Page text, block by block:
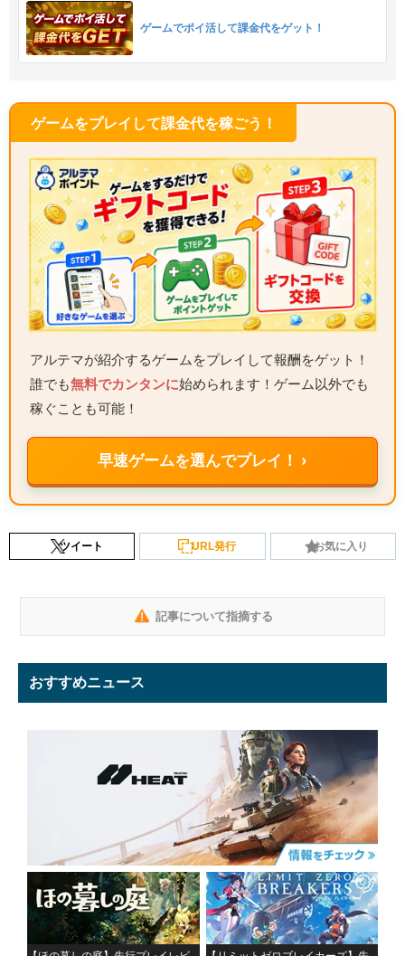
ゲームでポイ活して課金代をゲット！
ゲームをプレイして課金代を稼ごう！
アルテマが紹介するゲームをプレイして報酬をゲット！
誰でも無料でカンタンに始められます！ゲーム以外でも
稼ぐことも可能！
早速ゲームを選んでプレイ！ ›
ツイート URL発行 お気に入り
記事について指摘する
おすすめニュース